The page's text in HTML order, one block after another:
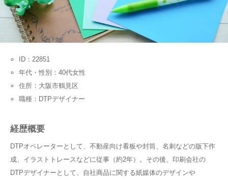
ID：22851
年代・性別：40代女性
住所：大阪市鶴見区
職種：DTPデザイナー
経歴概要
DTPオペレーターとして、不動産向け看板や封筒、名刺などの版下作
成、イラストトレースなどに従事（約2年）。その後、印刷会社の
DTPデザイナーとして、自社商品に関する紙媒体のデザインや